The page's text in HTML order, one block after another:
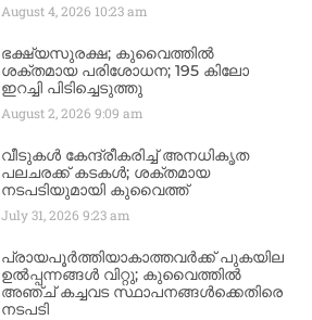
August 4, 2026 10:23 am
ഭക്ഷ്യസുരക്ഷ; കുവൈത്തിൽ
ശക്തമായ പരിശോധന; 195 കിലോ
ഇറച്ചി പിടിച്ചെടുത്തു
August 2, 20269:09 am
വീടുകൾ കേന്ദ്രീകരിച്ച് അനധികൃത
പലചരക്ക് കടകൾ; ശക്തമായ
നടപടിയുമായി കുവൈത്ത്
July 31, 20269:23 am
പ്രായപൂർത്തിയാകാത്തവർക്ക് പുകയില
ഉൽപ്പന്നങ്ങൾ വിറ്റു; കുവൈത്തിൽ
അഞ്ച് കച്ചവട സ്ഥാപനങ്ങൾക്കെതിരെ
നടപടി